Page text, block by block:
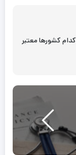
کشورها معتبر